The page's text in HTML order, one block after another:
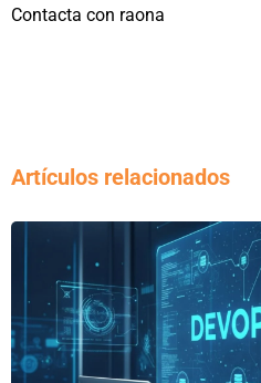
Contacta con raona
Artículos relacionados